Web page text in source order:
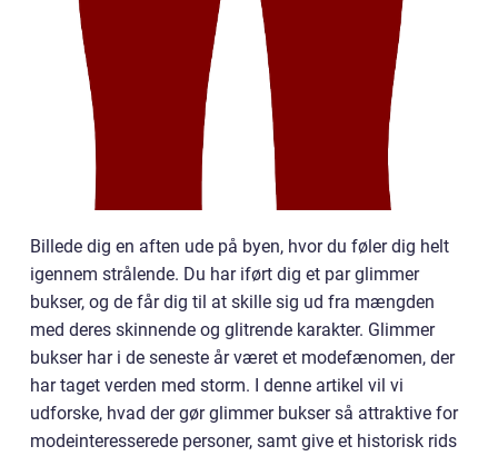
Billede dig en aften ude på byen, hvor du føler dig helt
igennem strålende. Du har iført dig et par glimmer
bukser, og de får dig til at skille sig ud fra mængden
med deres skinnende og glitrende karakter. Glimmer
bukser har i de seneste år været et modefænomen, der
har taget verden med storm. I denne artikel vil vi
udforske, hvad der gør glimmer bukser så attraktive for
modeinteresserede personer, samt give et historisk rids